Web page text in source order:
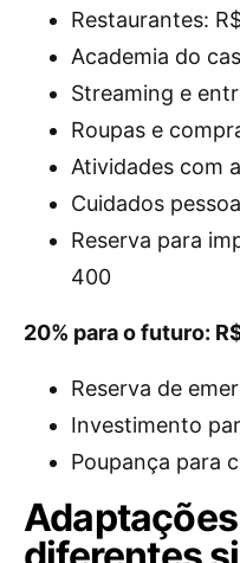
Restaurantes:
Academia do
Streaming e
Roupas e
Atividades com
Cuidados
Reserva para
400
20% para o futuro:
Reserva de
Investimento
Poupança para